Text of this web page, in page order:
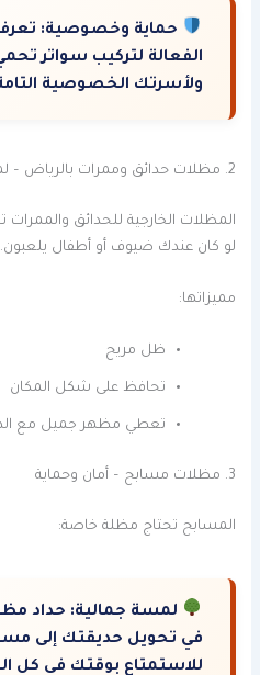
حماية وخصوصية:
الفعالة لتركيب سواتر
ولأسرتك الخصوصية
2. مظلات حدائق وممرات بالرياض – لمسة جمالية
المظلات الخارجية للحدائق
لو كان عندك ضيوف أو أطفال يلعبون.
مميزاتها:
ظل مريح
تحافظ على شكل المكان
تعطي مظهر جميل مع
3. مظلات مسابح – أمان وحماية
المسابح تحتاج مظلة خاصة:
لمسة جمالية: حداد
في تحويل حديقتك إلى
للاستمتاع بوقتك في كل